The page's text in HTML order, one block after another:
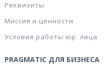
Реквизиты
Миссия и ценности
Условия работы юр. лица
PRAGMATIC ДЛЯ БИЗНЕСА